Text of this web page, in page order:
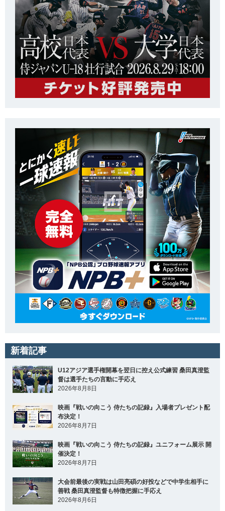
新着記事
U12アジア選手権開幕を翌日に控え公式練習 桑田真澄監
督は選手たちの言動に手応え
2026年8月8日
映画『戦いの向こう 侍たちの記録』入場者プレゼント配
布決定！
2026年8月7日
映画『戦いの向こう 侍たちの記録』ユニフォーム展示 開
催決定！
2026年8月7日
大会前最後の実戦は山田亮碩の好投などで中学生相手に
善戦 桑田真澄監督も特徴把握に手応え
2026年8月6日